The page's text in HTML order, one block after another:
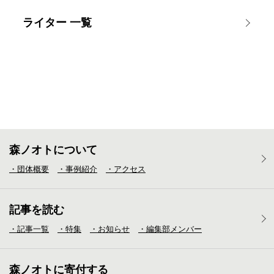
ライター 一覧
森ノオトについて
・団体概要 ・事例紹介 ・アクセス
記事を読む
・記事一覧 ・特集 ・お知らせ ・編集部メンバー
森ノオトに寄付する